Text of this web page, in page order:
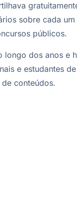
sobre cada
públicos.
longo dos anos e
e estudantes
conteúdos.